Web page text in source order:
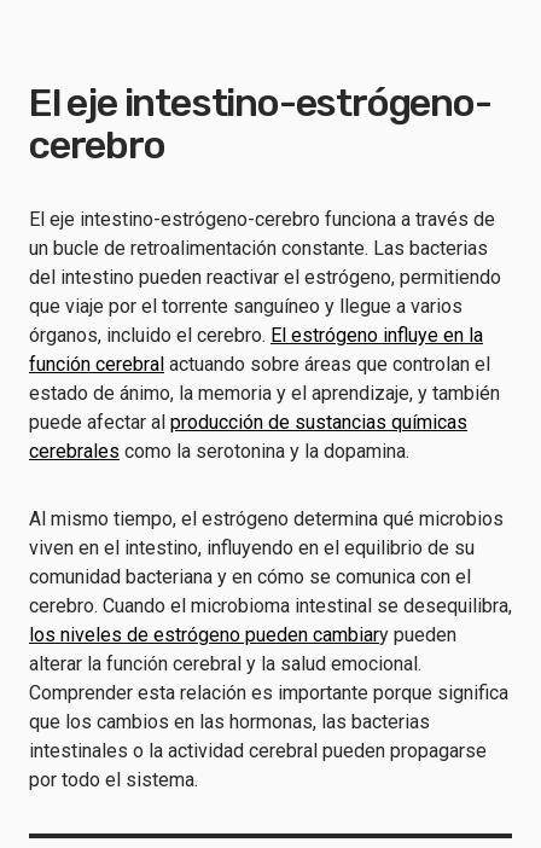
El eje intestino-estrógeno-
cerebro
El eje intestino-estrógeno-cerebro funciona a través de
un bucle de retroalimentación constante. Las bacterias
del intestino pueden reactivar el estrógeno, permitiendo
que viaje por el torrente sanguíneo y llegue a varios
órganos, incluido el cerebro. El estrógeno influye en la
función cerebral actuando sobre áreas que controlan el
estado de ánimo, la memoria y el aprendizaje, y también
puede afectar al producción de sustancias químicas
cerebrales como la serotonina y la dopamina.
Al mismo tiempo, el estrógeno determina qué microbios
viven en el intestino, influyendo en el equilibrio de su
comunidad bacteriana y en cómo se comunica con el
cerebro. Cuando el microbioma intestinal se desequilibra,
los niveles de estrógeno pueden cambiary pueden
alterar la función cerebral y la salud emocional.
Comprender esta relación es importante porque significa
que los cambios en las hormonas, las bacterias
intestinales o la actividad cerebral pueden propagarse
por todo el sistema.